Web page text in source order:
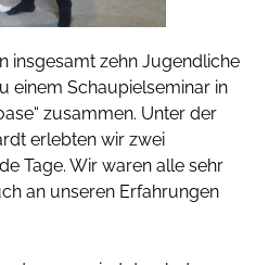
insgesamt zehn Jugendliche
einem Schaupielseminar in
zusammen. Unter der
erlebten wir zwei
Tage. Wir waren alle sehr
an unseren Erfahrungen